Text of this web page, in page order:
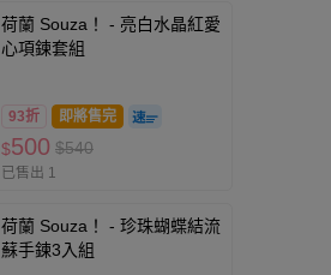
荷蘭 Souza！ - 亮白水晶紅愛
心項鍊套組
93折 即將售完
$500 $540
已售出 1
荷蘭 Souza！ - 珍珠蝴蝶結流
蘇手鍊3入組